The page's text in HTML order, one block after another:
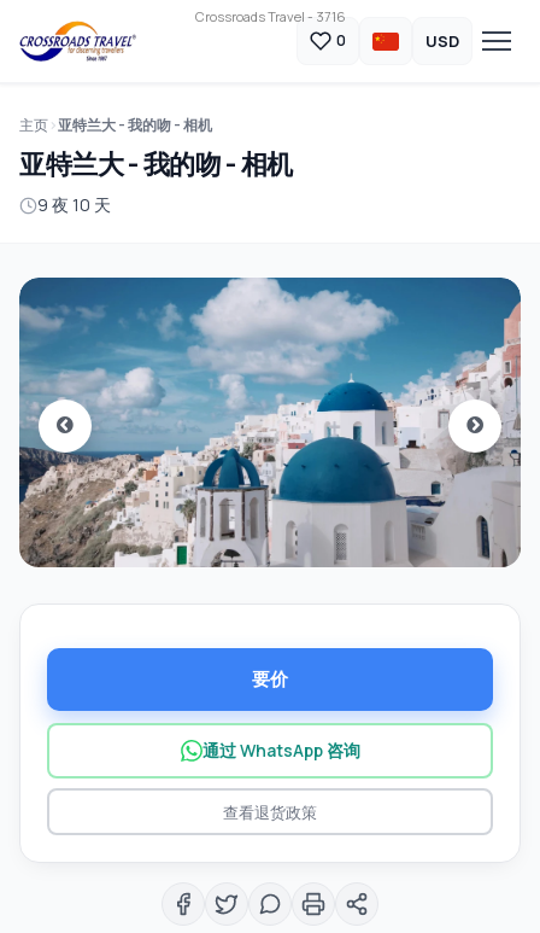
Crossroads Travel - 3716
0 USD
主页 亚特兰大 - 我的吻 - 相机
亚特兰大 - 我的吻 - 相机
9 夜 10 天
要价
通过 WhatsApp 咨询
查看退货政策